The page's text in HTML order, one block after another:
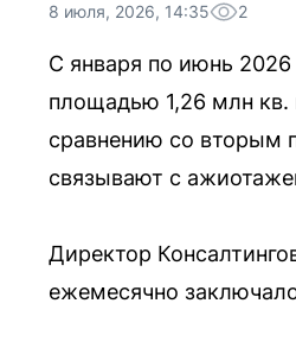
8 июля, 2026, 14:35 2
С января по июнь 2026
площадью 1,26 млн кв.
сравнению со вторым
связывают с
Директор
ежемесячно